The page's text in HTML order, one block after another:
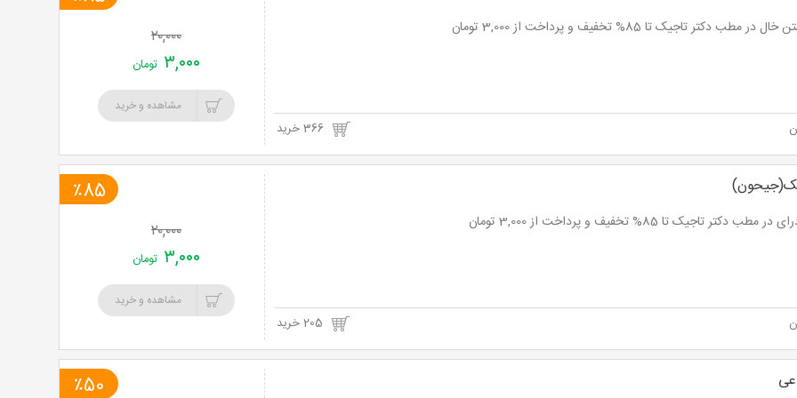
در مطب دکتر تاجیک تا 85% تخفیف و پرداخت از 3,000 تومان
366 خرید
۲۰,۰۰۰
۳,۰۰۰ تومان
مشاهده و خرید
مطب دکتر تاجیک تا 85% تخفیف و پرداخت از 3,000 تومان
٪85
۲۰,۰۰۰
۳,۰۰۰ تومان
مشاهده و خرید
٪50